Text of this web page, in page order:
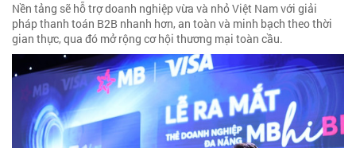
Nền tảng sẽ hỗ trợ doanh nghiệp vừa và nhỏ Việt Nam với giải
pháp thanh toán B2B nhanh hơn, an toàn và minh bạch theo thời
gian thực, qua đó mở rộng cơ hội thương mại toàn cầu.